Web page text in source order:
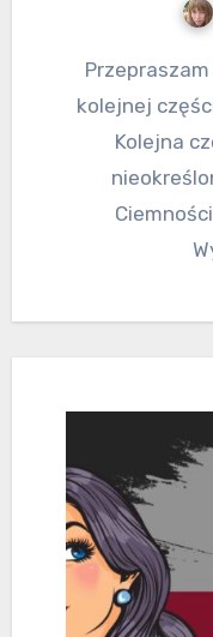
Przepraszam za opóźnienie w wydaniu
kolejnej
Kolejna